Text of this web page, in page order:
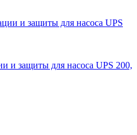
и защиты для насоса UPS 200,